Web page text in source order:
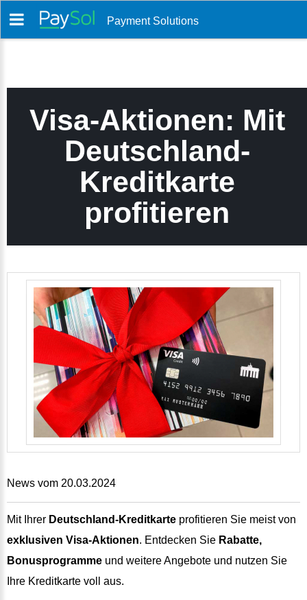
Visa-Aktionen: Mit
Deutschland-
Kreditkarte
profitieren
News vom 20.03.2024
Mit Ihrer Deutschland-Kreditkarte profitieren Sie meist von
exklusiven Visa-Aktionen. Entdecken Sie Rabatte,
Bonusprogramme und weitere Angebote und nutzen Sie
Ihre Kreditkarte voll aus.
Payment Solutions